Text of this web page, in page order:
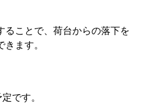
ることで、荷台からの落下を
ます。
です。